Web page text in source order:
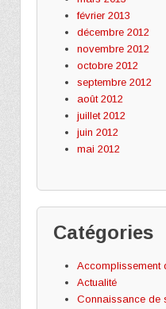
février 2013
décembre 2012
novembre 2012
octobre 2012
septembre 2012
août 2012
juillet 2012
juin 2012
mai 2012
Catégories
Accomplissement
Actualité
Connaissance de